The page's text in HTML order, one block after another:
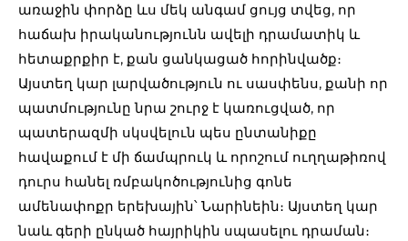
առաջին փորձը ևս մեկ անգամ ցույց տվեց, որ
հաճախ իրականությունն ավելի դրամատիկ և
հետաքրքիր է, քան ցանկացած հորինվածք։
Այստեղ կար լարվածություն ու սասփենս, քանի որ
պատմությունը նրա շուրջ է կառուցված, որ
պատերազմի սկսվելուն պես ընտանիքը
հավաքում է մի ճամպրուկ և որոշում ուղղաթիռով
դուրս հանել ռմբակոծությունից գոնե
ամենափոքր երեխային՝ Նարինեին։ Այստեղ կար
նաև գերի ընկած հայրիկին սպասելու դրաման։